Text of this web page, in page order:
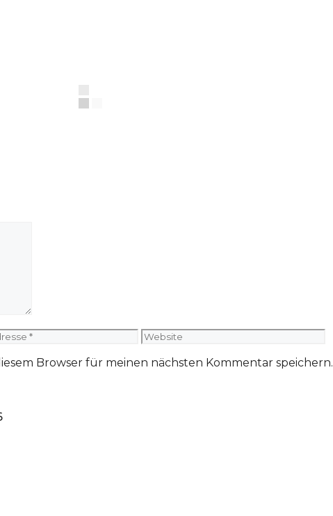
Website
Browser für meinen nächsten Kommentar speichern.